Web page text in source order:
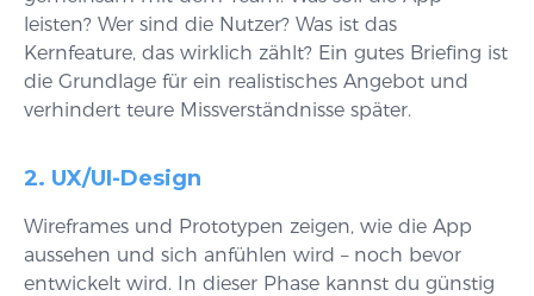
leisten? Wer sind die Nutzer? Was ist das
Kernfeature, das wirklich zählt? Ein gutes Briefing ist
die Grundlage für ein realistisches Angebot und
verhindert teure Missverständnisse später.
2. UX/UI-Design
Wireframes und Prototypen zeigen, wie die App
aussehen und sich anfühlen wird – noch bevor
entwickelt wird. In dieser Phase kannst du günstig